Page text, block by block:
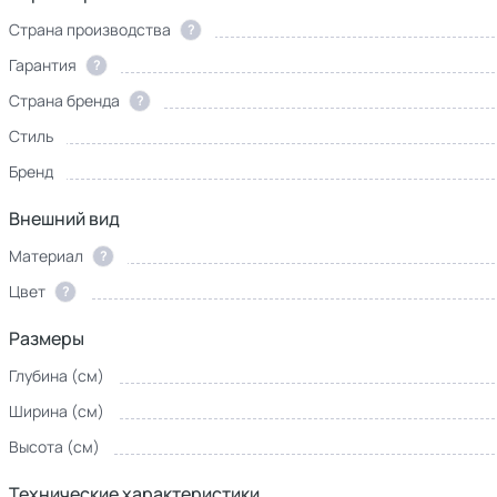
Страна производства ?
Гарантия ?
Страна бренда ?
Стиль
Бренд
Внешний вид
Материал ?
Цвет ?
Размеры
Глубина (см)
Ширина (см)
Высота (см)